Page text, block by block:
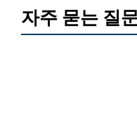
자주 묻는 질